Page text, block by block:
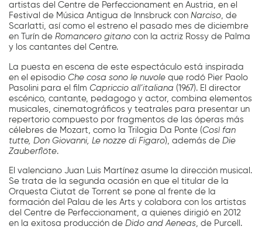
artistas del Centre de Perfeccionament en Austria, en el
Festival de Música Antigua de Innsbruck conNarciso, de
Scarlatti, así como el estreno el pasado mes de diciembre
en Turín deRomancero gitano con la actriz Rossy de Palma
y los cantantes del Centre.
La puesta en escena de este espectáculo está inspirada
en el episodioChe cosa sono le nuvole que rodó Pier Paolo
Pasolini para el filmCapriccio all’italiana (1967). El director
escénico, cantante, pedagogo y actor, combina elementos
musicales, cinematográficos y teatrales para presentar un
repertorio compuesto por fragmentos de las óperas más
célebres de Mozart, como la Trilogia Da Ponte (Così fan
tutte, Don Giovanni, Le nozze di Figaro), además de Die
Zauberflöte.
El valenciano Juan Luis Martínez asume la dirección musical.
Se trata de la segunda ocasión en que el titular de la
Orquesta Ciutat de Torrent se pone al frente de la
formación del Palau de les Arts y colabora con los artistas
del Centre de Perfeccionament, a quienes dirigió en 2012
en la exitosa producción deDido and Aeneas , de Purcell.